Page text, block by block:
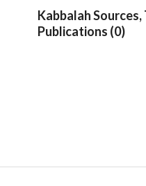
Kabbalah
Publications (0)